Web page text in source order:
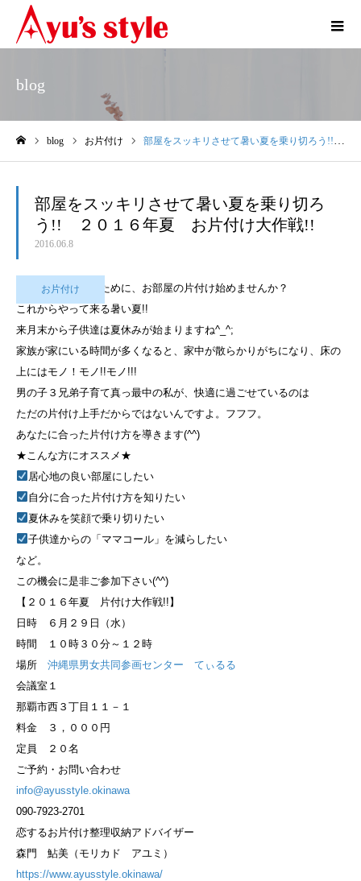
blog
blog お片付け 部屋をスッキリさせて暑い夏を乗り切ろう!! ２０１６年夏 お片付け大作戦!!
部屋をスッキリさせて暑い夏を乗り切ろ
う!! ２０１６年夏 お片付け大作戦!!
2016.06.8
お片付け
夏を快適に過ごすために、お部屋の片付け始めませんか？
これからやって来る暑い夏!!
来月末から子供達は夏休みが始まりますね^_^;
家族が家にいる時間が多くなると、家中が散らかりがちになり、床の
上にはモノ！モノ!!モノ!!!
男の子３兄弟子育て真っ最中の私が、快適に過ごせているのは
ただの片付け上手だからではないんですよ。フフフ。
あなたに合った片付け方を導きます(^^)
★こんな方にオススメ★
居心地の良い部屋にしたい
自分に合った片付け方を知りたい
夏休みを笑顔で乗り切りたい
子供達からの「ママコール」を減らしたい
など。
この機会に是非ご参加下さい(^^)
【２０１６年夏 片付け大作戦!!】
日時 ６月２９日（水）
時間 １０時３０分～１２時
場所 沖縄県男女共同参画センター てぃるる
会議室１
那覇市西３丁目１１－１
料金 ３，０００円
定員 ２０名
ご予約・お問い合わせ
info@ayusstyle.okinawa
090-7923-2701
恋するお片付け整理収納アドバイザー
森門 鮎美（モリカド アユミ）
https://www.ayusstyle.okinawa/